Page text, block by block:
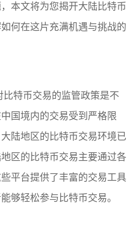
本文将为您揭开大陆比特币
何在这片充满机遇与挑战的
特币交易的监管政策是不
国境内的交易受到严格限
陆地区的比特币交易环境已
区的比特币交易主要通过各
平台提供了丰富的交易工具
够轻松参与比特币交易。